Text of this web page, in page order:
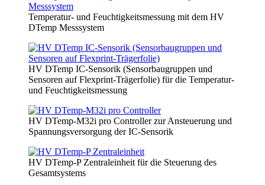
Temperatur- und Feuchtigkeitsmessung mit dem HV
DTemp Messsystem
HV DTemp IC-Sensorik (Sensorbaugruppen und
Sensoren auf Flexprint-Trägerfolie) für die Temperatur-
und Feuchtigkeitsmessung
HV DTemp-M32i pro Controller zur Ansteuerung und
Spannungsversorgung der IC-Sensorik
HV DTemp-P Zentraleinheit für die Steuerung des
Gesamtsystems